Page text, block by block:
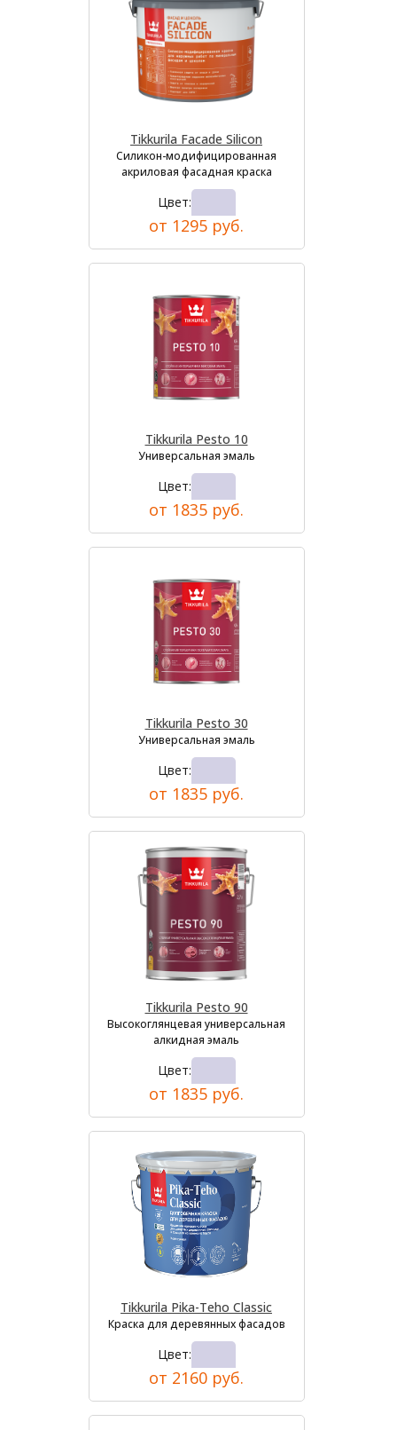
Tikkurila Facade Silicon
Силикон-модифицированная
акриловая фасадная краска
Цвет:
от 1295 руб.
Tikkurila Pesto 10
Универсальная эмаль
Цвет:
от 1835 руб.
Tikkurila Pesto 30
Универсальная эмаль
Цвет:
от 1835 руб.
Tikkurila Pesto 90
Высокоглянцевая универсальная
алкидная эмаль
Цвет:
от 1835 руб.
Tikkurila Pika-Teho Classic
Краска для деревянных фасадов
Цвет:
от 2160 руб.